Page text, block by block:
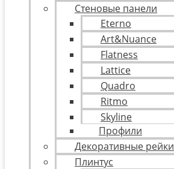
Стеновые панели
Eterno
Art&Nuance
Flatness
Lattice
Quadro
Ritmo
Skyline
Профили
Декоративные рейки
Плинтус